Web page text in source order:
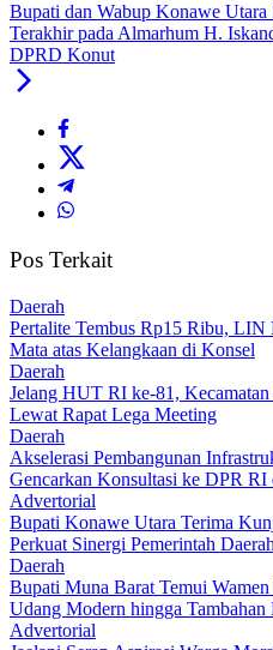
Bupati dan Wabup Konawe Utara
Terakhir pada Almarhum H.
DPRD Konut
Pos Terkait
Daerah
‎Pertalite Tembus Rp15 Ribu, LIN
Mata atas Kelangkaan di Konsel
Daerah
‎Jelang HUT RI ke-81,
Lewat Rapat Lega Meeting
Daerah
Akselerasi Pembangunan
Gencarkan Konsultasi ke DPR RI
Advertorial
Bupati Konawe Utara Terima
Perkuat Sinergi Pemerintah
Daerah
‎Bupati Muna Barat Temui
Udang Modern hingga
Advertorial